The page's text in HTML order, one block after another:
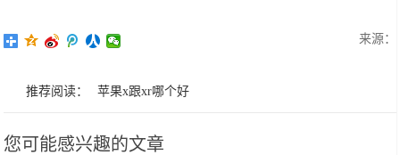
来源：
推荐阅读： 苹果x跟xr哪个好
您可能感兴趣的文章